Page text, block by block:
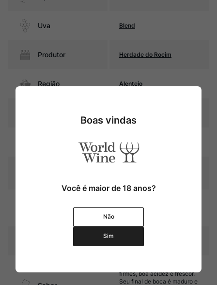
Uva Blend
Produtor Herdade do Rocim
Região Alentejo
púrpura
Amadurecimento
carvalho francês de 500
firmes, boa acidez e frescor.
Seu final de boca é maduro e
Boas vindas
Você é maior de 18 anos?
Não
Sim